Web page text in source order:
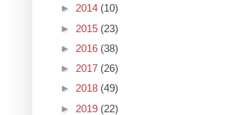
► 2014 (10)
► 2015 (23)
► 2016 (38)
► 2017 (26)
► 2018 (49)
► 2019 (22)